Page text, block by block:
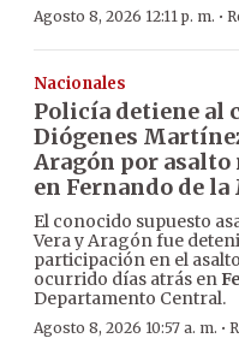
Agosto 8, 2026 12:11 p. m. ·
Nacionales
Policía detiene al
Diógenes
Aragón por
en Fernando de la
El conocido supuesto
Vera y Aragón fue
participación en el
ocurrido días atrás en
Departamento Central.
Agosto 8, 2026 10:57 a. m. ·